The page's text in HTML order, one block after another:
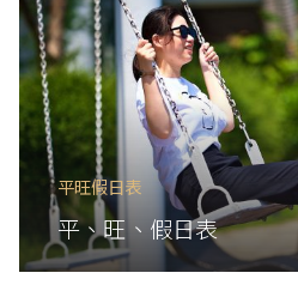
平旺假日表
平、旺、假日表